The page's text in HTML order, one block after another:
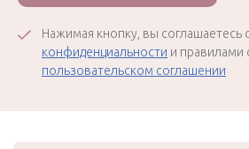
Нажимая кнопку, вы соглашаетесь с
конфиденциальности и правилами
пользовательском соглашении